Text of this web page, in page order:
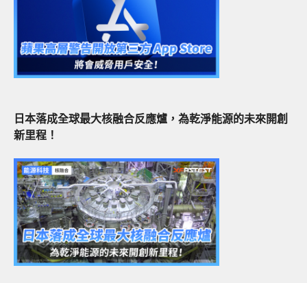
日本落成全球最大核融合反應爐，為乾淨能源的未來開創
新里程！